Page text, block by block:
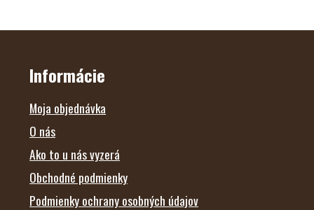
Z
Informácie
Moja objednávka
O nás
Ako to u nás vyzerá
Obchodné podmienky
Podmienky ochrany osobných údajov